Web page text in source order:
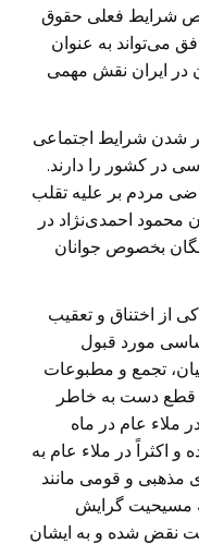
شرایط فعلی حقوق
می‌تواند به عنوان
در ایران نقش مهمی
شدن شرایط اجتماعی
در کشور را دارند.
مردم بر علیه تقلب
محمود احمدی‌نژاد در
همگان بخصوص جوانان
از اختناق و تعقیب
مورد قبول
تجمع و مطبوعات
قطع دست به خاطر
ملاء عام در ماه
اکثراً در ملاء عام به
مذهبی و قومی مانند
مسیحیت گرایش
نقض شده و به ایشان